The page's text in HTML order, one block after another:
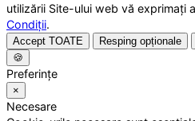
utilizării Site-ului web vă exprimați
Condiții.
Accept TOATE Resping opționale
🍪
Preferințe
×
Necesare